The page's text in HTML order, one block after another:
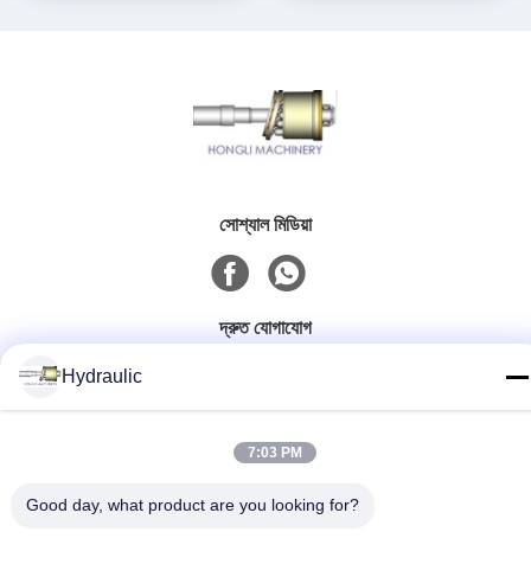
সোশ্যাল মিডিয়া
দ্রুত যোগাযোগ
টেলিফোন:
86-139-12460468
Hydraulic
7:03 PM
Good day, what product are you looking for?